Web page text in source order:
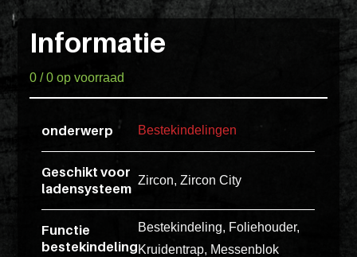
Pakketten
Glaskasten
Productstandaard
Login
POS
Informatie
0 / 0 op voorraad
onderwerp Bestekindelingen
Geschikt voor
ladensysteem
Zircon, Zircon City
Functie
bestekindeling
Bestekindeling, Foliehouder,
Kruidentrap, Messenblok
explicabo